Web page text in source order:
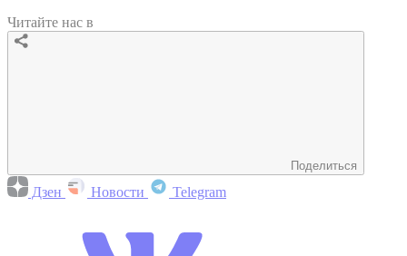
Читайте нас в
Поделиться
Дзен Новости Telegram